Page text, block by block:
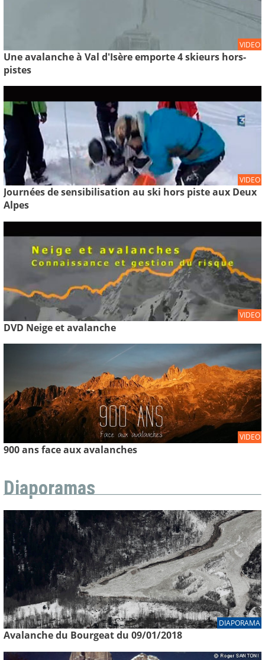
VIDEO
Une avalanche à Val d'Isère emporte 4 skieurs hors-
pistes
VIDEO
Journées de sensibilisation au ski hors piste aux Deux
Alpes
VIDEO
DVD Neige et avalanche
VIDEO
900 ans face aux avalanches
Diaporamas
DIAPORAMA
Avalanche du Bourgeat du 09/01/2018